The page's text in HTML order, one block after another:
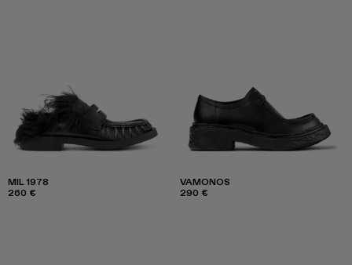
MIL 1978
260 €
VAMONOS
290 €